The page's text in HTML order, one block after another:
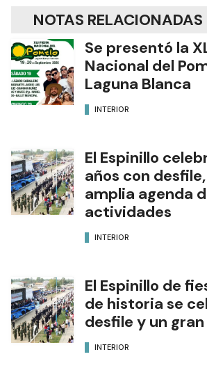
NOTAS RELACIONADAS
Se presentó la
Nacional del
Laguna Blanca
INTERIOR
El Espinillo
años con
amplia agenda
actividades
INTERIOR
El Espinillo de
de historia se
desfile y un
INTERIOR